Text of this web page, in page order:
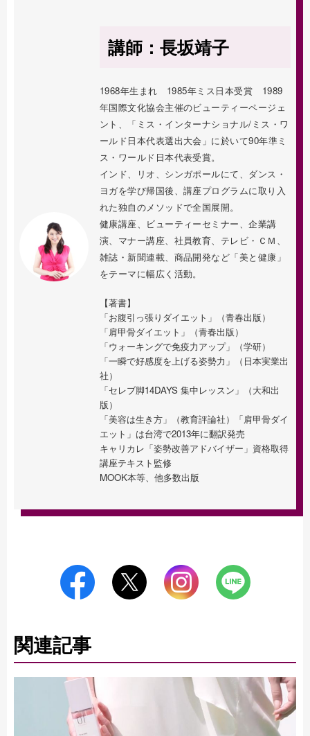
講師：長坂靖子
1968年生まれ 1985年ミス日本受賞 1989
年国際文化協会主催のビューティーページェ
ント、「ミス・インターナショナル/ミス・ワ
ールド日本代表選出大会」に於いて90年準ミ
ス・ワールド日本代表受賞。
インド、リオ、シンガポールにて、ダンス・
ヨガを学び帰国後、講座プログラムに取り入
れた独自のメソッドで全国展開。
健康講座、ビューティーセミナー、企業講
演、マナー講座、社員教育、テレビ・ＣＭ、
雑誌・新聞連載、商品開発など「美と健康」
をテーマに幅広く活動。
【著書】
「お腹引っ張りダイエット」（青春出版）
「肩甲骨ダイエット」（青春出版）
「ウォーキングで免疫力アップ」（学研）
「一瞬で好感度を上げる姿勢力」（日本実業出
社）
「セレブ脚14DAYS 集中レッスン」（大和出
版）
「美容は生き方」（教育評論社）
「肩甲骨ダイ
エット」は台湾で2013年に翻訳発売
キャリカレ「姿勢改善アドバイザー」資格取得
講座テキスト監修
MOOK本等、他多数出版
関連記事